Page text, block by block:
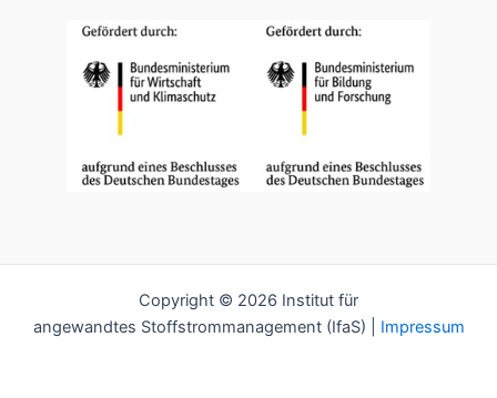
Copyright © 2026 Institut für
angewandtes Stoffstrommanagement (IfaS) | Impressum